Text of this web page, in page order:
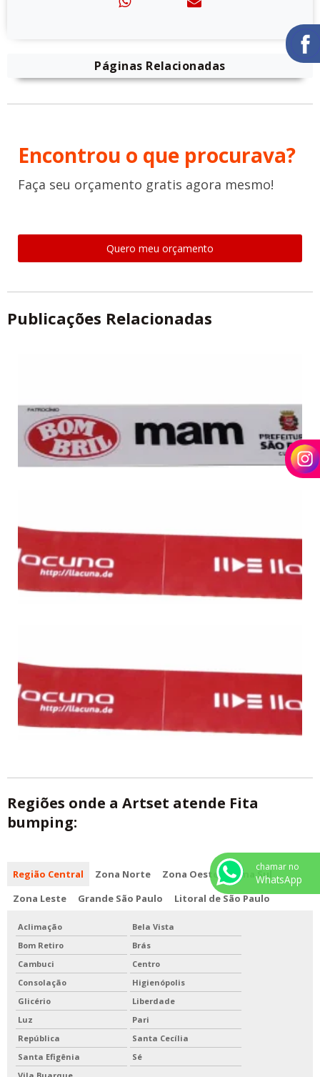
Páginas Relacionadas
Encontrou o que procurava?
Faça seu orçamento gratis agora mesmo!
Quero meu orçamento
Publicações Relacionadas
Regiões onde a Artset atende Fita
bumping:
Região Central Zona Norte Zona Oeste
Zona Sul
Zona Leste
Grande São Paulo Litoral de São Paulo
Aclimação
Bela Vista
Bom Retiro
Brás
Cambuci
Centro
Consolação
Higienópolis
Glicério
Liberdade
Luz
Pari
República
Santa Cecília
Santa Efigênia
Sé
chamar no
WhatsApp